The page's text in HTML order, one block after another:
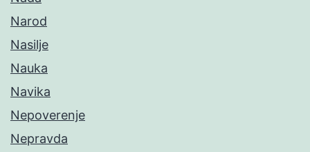
Narod
Nasilje
Nauka
Navika
Nepoverenje
Nepravda